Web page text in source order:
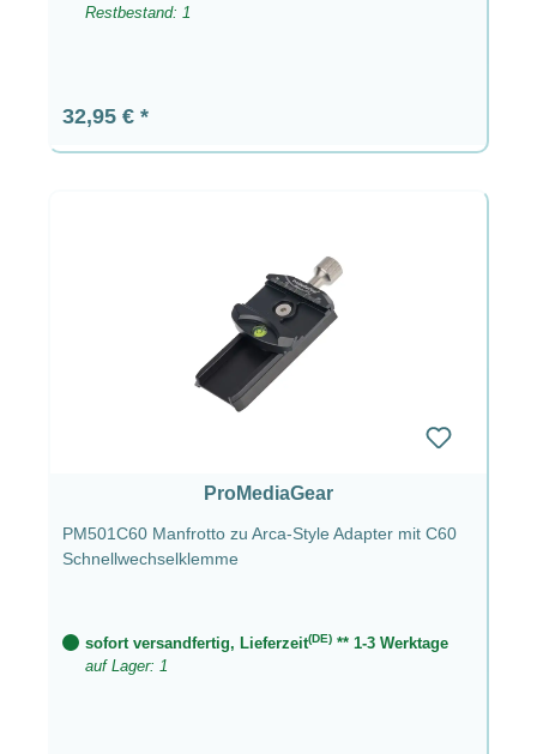
Restbestand: 1
Regulärer Preis:
32,95 €
ProMediaGear
PM501C60 Manfrotto zu Arca-Style Adapter mit C60
Schnellwechselklemme
sofort versandfertig, Lieferzeit(DE) ** 1-3 Werktage
auf Lager: 1